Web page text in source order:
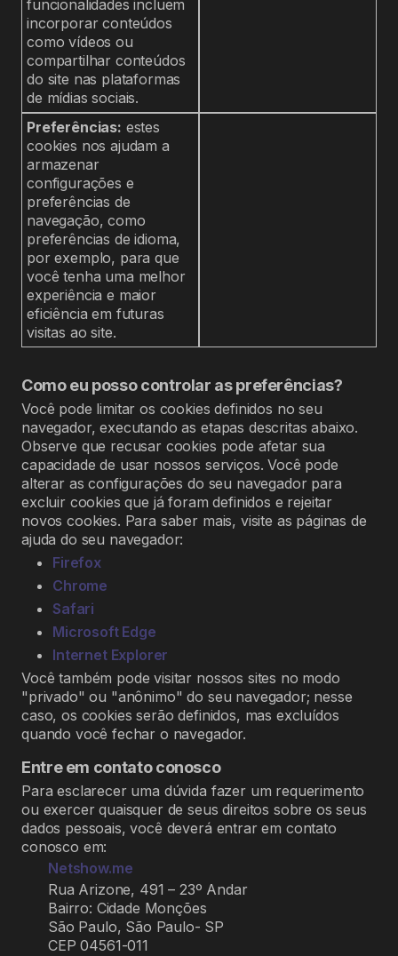
funcionalidades incluem
incorporar conteúdos
como vídeos ou
compartilhar conteúdos
do site nas plataformas
de mídias sociais.
Preferências: estes
cookies nos ajudam a
armazenar
configurações e
preferências de
navegação, como
preferências de idioma,
por exemplo, para que
você tenha uma melhor
experiência e maior
eficiência em futuras
visitas ao site.
Como eu posso controlar as preferências?
Você pode limitar os cookies definidos no seu
navegador, executando as etapas descritas abaixo.
Observe que recusar cookies pode afetar sua
capacidade de usar nossos serviços. Você pode
alterar as configurações do seu navegador para
excluir cookies que já foram definidos e rejeitar
novos cookies. Para saber mais, visite as páginas de
ajuda do seu navegador:
Firefox
Chrome
Safari
Microsoft Edge
Internet Explorer
Você também pode visitar nossos sites no modo
"privado" ou "anônimo" do seu navegador; nesse
caso, os cookies serão definidos, mas excluídos
quando você fechar o navegador.
Entre em contato conosco
Para esclarecer uma dúvida fazer um requerimento
ou exercer quaisquer de seus direitos sobre os seus
dados pessoais, você deverá entrar em contato
conosco em:
Netshow.me
Rua Arizone, 491 – 23º Andar
Bairro: Cidade Monções
São Paulo, São Paulo- SP
CEP 04561-011